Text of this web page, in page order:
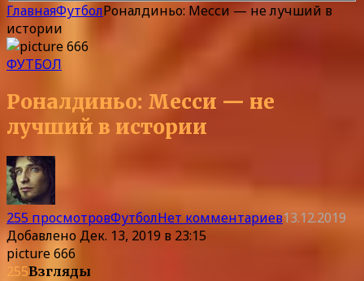
ГлавнаяФутболРоналдиньо: Месси — не лучший в
истории
ФУТБОЛ
Роналдиньо: Месси — не
лучший в истории
255 просмотровФутболНет комментариев13.12.2019
ДобавленоДек. 13, 2019 в 23:15
picture 666
255Взгляды